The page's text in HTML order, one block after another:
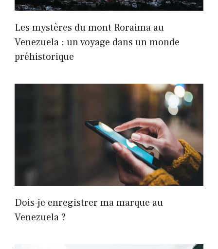
Les mystères du mont Roraima au
Venezuela : un voyage dans un monde
préhistorique
Dois-je enregistrer ma marque au
Venezuela ?